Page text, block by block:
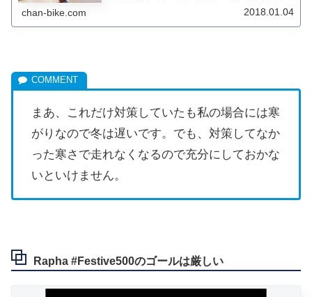
プやレインカッパのフードを利用してました。これ
chan-bike.com 2018.01.04
まあ、これだけ対策していたも私の場合には寒
がりなので冬は遅いです。でも、対策してなか
った寒さで走れなくなるので充分にしておかな
いといけません。
Rapha #Festive500のゴールは厳しい